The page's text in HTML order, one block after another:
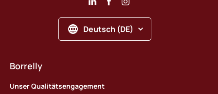
Deutsch (DE)
Borrelly
Unser Qualitätsengagement